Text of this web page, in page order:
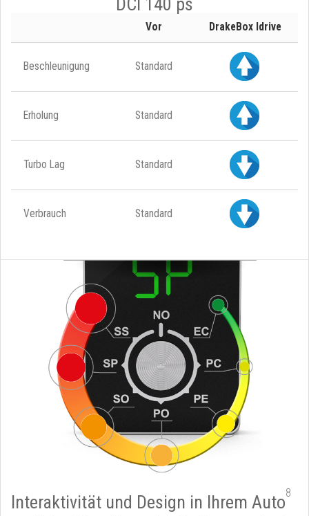
Vor DrakeBox Idrive
Beschleunigung Standard
Erholung Standard
Turbo Lag Standard
Verbrauch Standard
Interaktivität und Design in Ihrem Auto8